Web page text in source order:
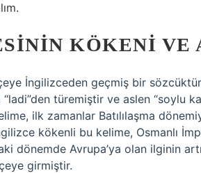
KÖKENI VE
İngilizceden geçmiş bir
türemiştir ve aslen “soylu
ilk zamanlar Batılılaşma
kökenli bu kelime, Osmanlı
dönemde Avrupa’ya olan ilginin
girmiştir.